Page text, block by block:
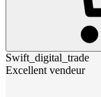
Swift_digital_trade
Excellent vendeur